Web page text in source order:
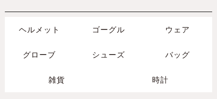
ヘルメット ゴーグル ウェア
グローブ シューズ バッグ
雑貨 時計